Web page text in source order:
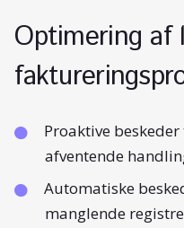
Optimering af
Proaktive
afventende
Automatiske
manglende